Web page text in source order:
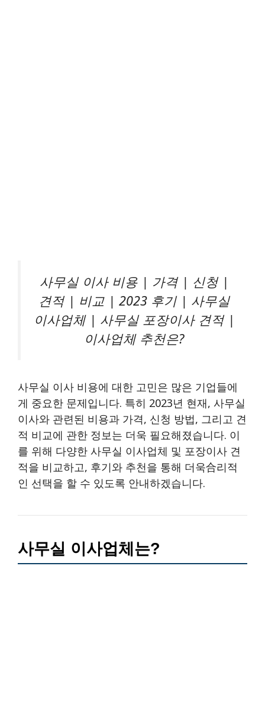
사무실 이사 비용 | 가격 | 신청 |
견적 | 비교 | 2023 후기 | 사무실
이사업체 | 사무실 포장이사 견적 |
이사업체 추천은?
사무실 이사 비용에 대한 고민은 많은 기업들에
게 중요한 문제입니다. 특히 2023년 현재, 사무실
이사와 관련된 비용과 가격, 신청 방법, 그리고 견
적 비교에 관한 정보는 더욱 필요해졌습니다. 이
를 위해 다양한 사무실 이사업체 및 포장이사 견
적을 비교하고, 후기와 추천을 통해 더욱合리적
인 선택을 할 수 있도록 안내하겠습니다.
사무실 이사업체는?